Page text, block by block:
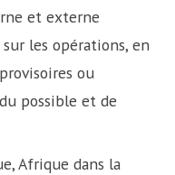
et externe
les opérations, en
ou
possible et de
Afrique dans la